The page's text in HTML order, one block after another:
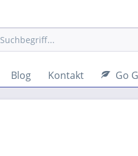
Blog Kontakt Go